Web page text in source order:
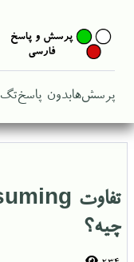
پرسش‌هابدون پاسخ
چیه؟